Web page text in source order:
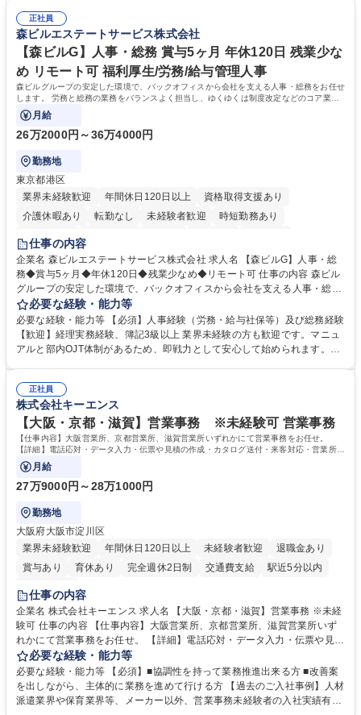
正社員
森ビルエステートサービス株式会社
【森ビルG】人事・総務 賞与5ヶ月 年休120日 残業少な
め リモート可 福利厚生/労務/給与管理人事
森ビルグループの安定した環境で、バックオフィスから会社を支える人事・総務をお任せ
します。 労務と総務の業務をバランスよく担当し、ゆくゆくは制度改定などのコア業務
にも挑戦できる、やりがいある環境です。
月給
26万2000円～36万4000円
勤務地
東京都港区
業界未経験歓迎
年間休日120日以上
資格取得支援あり
介護休暇あり
転勤なし 未経験者歓迎
時短勤務あり
経験者歓迎
完全週休2日制
交通費支給 長期歓迎 駅近5分以内 土日祝休み
仕事の内容
企業名 森ビルエステートサービス株式会社 求人名 【森ビルG】人事・総
務◆賞与5ヶ月◆年休120日◆残業少なめ◆リモート可 仕事の内容 森ビル
グループの安定した環境で、バックオフィスから会社を支える人事・総務
をお任せします。 労務と総務の業務をバランスよく担当し、ゆくゆくは制
度改定などのコア業務にも挑戦できる、やりがいある環境です。 ■勤怠管
理、給与計算、社会保険手続き、年末調整等の労務管理全般 ■入退社手続
き、社内規定の改定や人事制度改定などのコア業務 ■社内イベントの企画
でも質問・相談できる環境が整っているため、安心して成長できます。 募
集職種 【森ビルG】人事・総務◆賞与5ヶ月◆年休120日◆残業少なめ◆
リモート可
必要な経験・能力等
必要な経験・能力等 【必須】人事経験（労務・給与社保等）及び総務経験
【歓迎】経理実務経験、簿記3級以上 業界未経験の方も歓迎です。マニュ
アルと部内OJT体制があるため、即戦力として安心して始められます。
務に挑戦できるため、自身の成長と組織への貢献度をダイレクトに実感で
きます。 残業少なめ、週1日リモート可など、ワークライフバランスを保
ち長期活躍できる環境です。 「これまでの幅広い経験を活かし、長期的な
キャリアを築きたい」という前向きな意欲と挑戦を全力で応援します。 学
歴・資格 学歴：大学院 大学 高専 短大 専修学校 高校 語学力： 資格：日商
簿記検定1級 日商簿記検定2級 日商簿記検定3級
正社員
株式会社キーエンス
【大阪・京都・滋賀】営業事務 ※未経験可 営業事務
【仕事内容】大阪営業所、京都営業所、滋賀営業所いずれかにて営業事務をお任せ。
【詳細】電話応対・データ入力・伝票や見積の作成・カタログ送付・来客対応・営業所内
で発生する事務業務や業務改善をお任せ。
月給
27万9000円～28万1000円
勤務地
大阪府大阪市淀川区
業界未経験歓迎
年間休日120日以上 未経験者歓迎
退職金あり
賞与あり
育休あり 完全週休2日制 交通費支給
駅近5分以内
土日祝休み
仕事の内容
企業名 株式会社キーエンス 求人名 【大阪・京都・滋賀】営業事務 ※未経
験可 仕事の内容 【仕事内容】大阪営業所、京都営業所、滋賀営業所いず
れかにて営業事務をお任せ。 【詳細】電話応対・データ入力・伝票や見積
の作成・カタログ送付・来客対応・営業所内で発生する事務業務や業務改
善をお任せ。 【教育制度】ご入社後、育成担当とペアになりながらOJTに
て業務を覚えていただくことが可能です。業務システムがきちんと構築さ
れているため、スムーズに仕事に慣れることができる環境です。また、
必要な経験・能力等
必要な経験・能力等 【必須】■協調性を持って業務推進出来る方 ■改善案
を出しながら、主体的に業務を進めて行ける方 【過去のご入社事例】人材
派遣業界や保育業界等、メーカー以外、営業事務未経験者の入社実績有